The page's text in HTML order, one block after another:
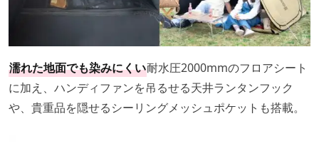
濡れた地面でも染みにくい耐水圧2000mmのフロアシート
に加え、ハンディファンを吊るせる天井ランタンフック
や、貴重品を隠せるシーリングメッシュポケットも搭載。